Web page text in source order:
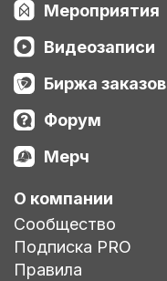
Мероприятия
Видеозаписи
Биржа заказов
Форум
Мерч
О компании
Сообщество
Подписка PRO
Правила